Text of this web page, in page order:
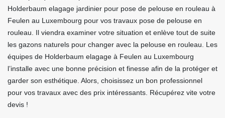
Holderbaum elagage jardinier pour pose de pelouse en rouleau à
Feulen au Luxembourg pour vos travaux pose de pelouse en
rouleau. Il viendra examiner votre situation et enlève tout de suite
les gazons naturels pour changer avec la pelouse en rouleau. Les
équipes de Holderbaum elagage à Feulen au Luxembourg
l’installe avec une bonne précision et finesse afin de la protéger et
garder son esthétique. Alors, choisissez un bon professionnel
pour vos travaux avec des prix intéressants. Récupérez vite votre
devis !